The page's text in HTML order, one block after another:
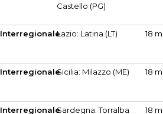
Castello (PG)
InterregionaleLazio: Latina (LT) 18 m
InterregionaleSicilia: Milazzo (ME) 18 m
InterregionaleSardegna: Torralba
18 m